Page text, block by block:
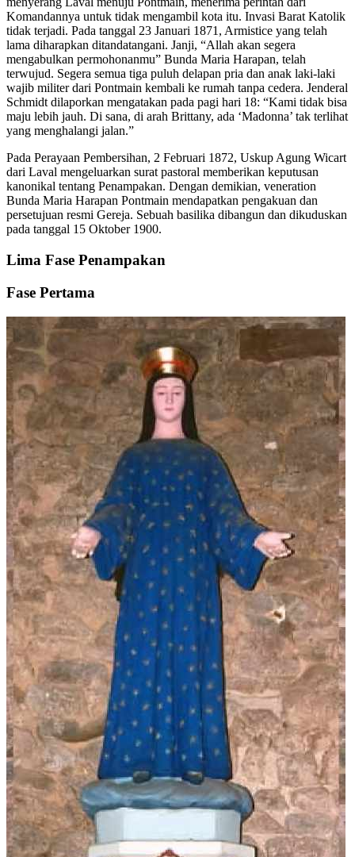
Komandannya untuk tidak mengambil kota itu. Invasi Barat Katolik
tidak terjadi. Pada tanggal 23 Januari 1871, Armistice yang telah
lama diharapkan ditandatangani. Janji, “Allah akan segera
mengabulkan permohonanmu” Bunda Maria Harapan, telah
terwujud. Segera semua tiga puluh delapan pria dan anak laki-laki
wajib militer dari Pontmain kembali ke rumah tanpa cedera. Jenderal
Schmidt dilaporkan mengatakan pada pagi hari 18: “Kami tidak bisa
maju lebih jauh. Di sana, di arah Brittany, ada ‘Madonna’ tak terlihat
yang menghalangi jalan.”
Pada Perayaan Pembersihan, 2 Februari 1872, Uskup Agung Wicart
dari Laval mengeluarkan surat pastoral memberikan keputusan
kanonikal tentang Penampakan. Dengan demikian, veneration
Bunda Maria Harapan Pontmain mendapatkan pengakuan dan
persetujuan resmi Gereja. Sebuah basilika dibangun dan dikuduskan
pada tanggal 15 Oktober 1900.
Lima Fase Penampakan
Fase Pertama